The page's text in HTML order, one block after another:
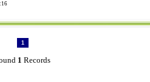
1
1 Records